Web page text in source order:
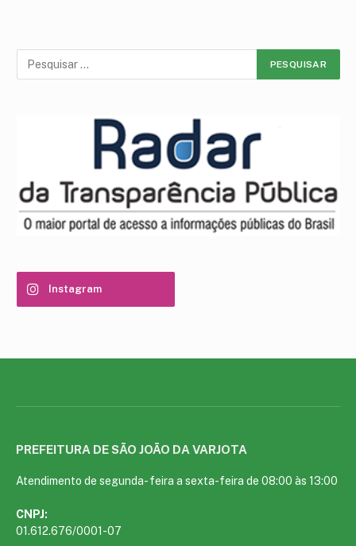
Instagram
PREFEITURA DE SÃO JOÃO DA VARJOTA
Atendimento de segunda- feira a sexta-feira de 08:00 às 13:00
CNPJ:
01.612.676/0001-07